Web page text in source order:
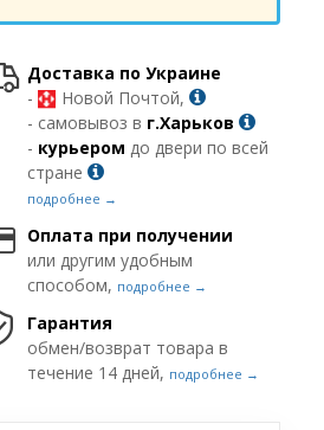
Доставка по Украине
-
Новой Почтой,
- самовывоз в г.Харьков
- курьером до двери по всей
стране
подробнее →
Оплата при получении
или другим удобным
способом, подробнее →
Гарантия
обмен/возврат товара в
течение 14 дней, подробнее →